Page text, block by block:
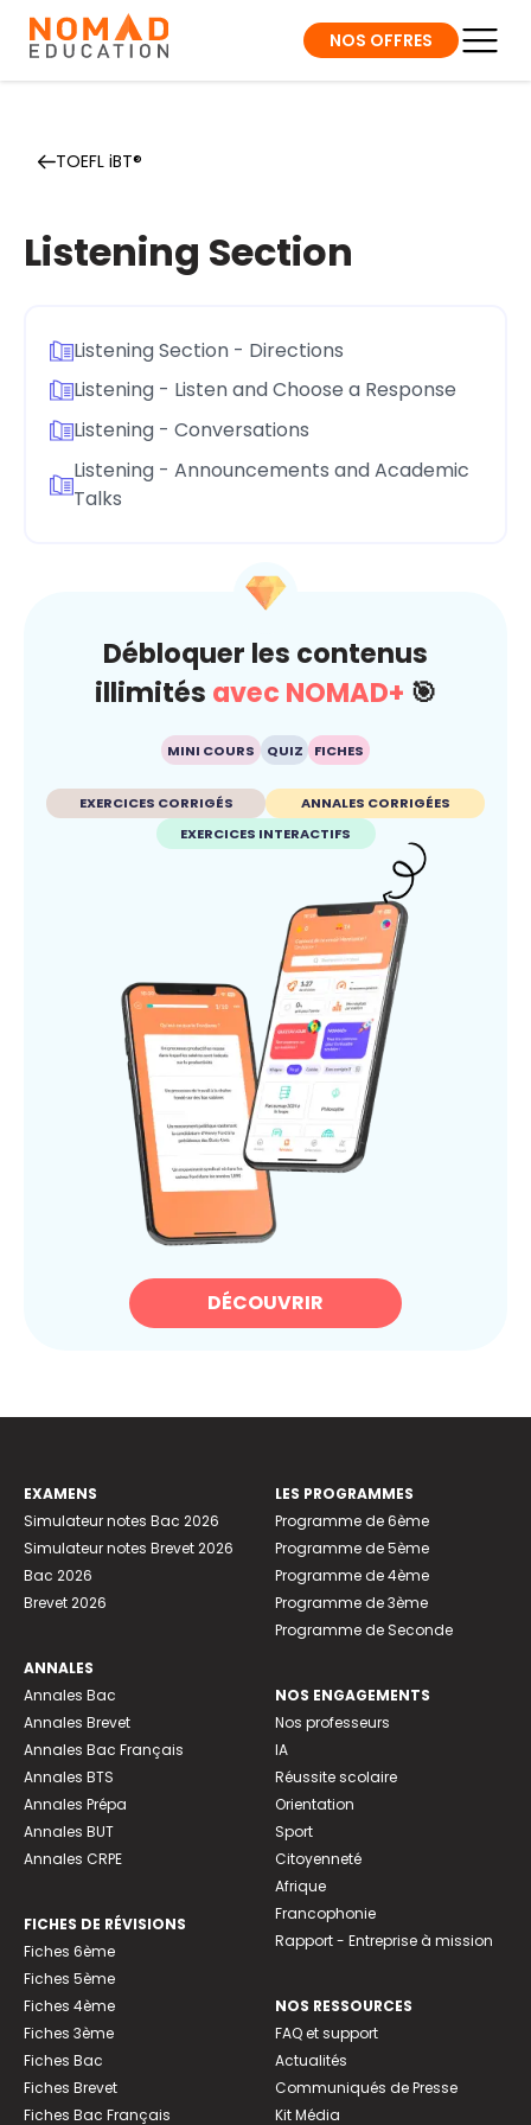
NOS OFFRES
TOEFL iBT®
Listening Section
Listening Section - Directions
Listening - Listen and Choose a Response
Listening - Conversations
Listening - Announcements and Academic
Talks
Débloquer les contenus
illimités avec NOMAD+ 🎯
MINI COURS QUIZ FICHES
EXERCICES CORRIGÉS
ANNALES CORRIGÉES
EXERCICES INTERACTIFS
DÉCOUVRIR
EXAMENS
Simulateur notes Bac 2026
Simulateur notes Brevet 2026
Bac 2026
Brevet 2026
ANNALES
Annales Bac
Annales Brevet
Annales Bac Français
Annales BTS
Annales Prépa
Annales BUT
Annales CRPE
FICHES DE RÉVISIONS
Fiches 6ème
Fiches 5ème
Fiches 4ème
Fiches 3ème
Fiches Bac
Fiches Brevet
Fiches Bac Français
LES PROGRAMMES
Programme de 6ème
Programme de 5ème
Programme de 4ème
Programme de 3ème
Programme de Seconde
NOS ENGAGEMENTS
Nos professeurs
IA
Réussite scolaire
Orientation
Sport
Citoyenneté
Afrique
Francophonie
Rapport - Entreprise à mission
NOS RESSOURCES
FAQ et support
Actualités
Communiqués de Presse
Kit Média